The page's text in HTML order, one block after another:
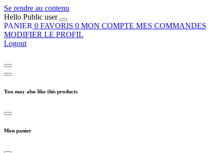
Se rendre au contenu
Hello Public user
PANIER 0 FAVORIS 0 MON COMPTE MES COMMANDES
MODIFIER LE PROFIL
Logout
You may also like this products
Mon panier